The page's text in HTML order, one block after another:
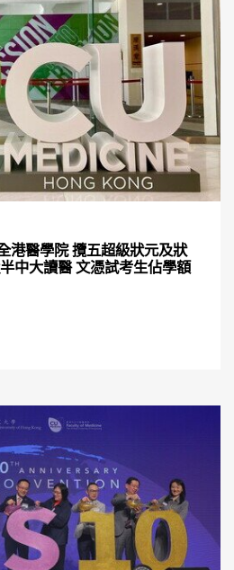
港醫學院 攬五超級狀元及狀
中大讀醫 文憑試考生佔學額